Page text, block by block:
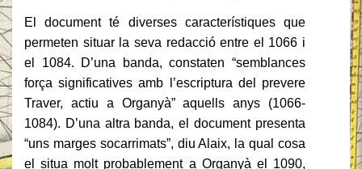
El document té diverses característiques que
permeten situar la seva redacció entre el 1066 i
el 1084. D’una banda, constaten “semblances
força significatives amb l’escriptura del prevere
Traver, actiu a Organyà” aquells anys (1066-
1084). D’una altra banda, el document presenta
“uns marges socarrimats”, diu Alaix, la qual cosa
el situa molt probablement a Organyà el 1090,